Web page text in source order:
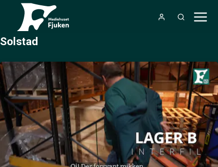
Solstad